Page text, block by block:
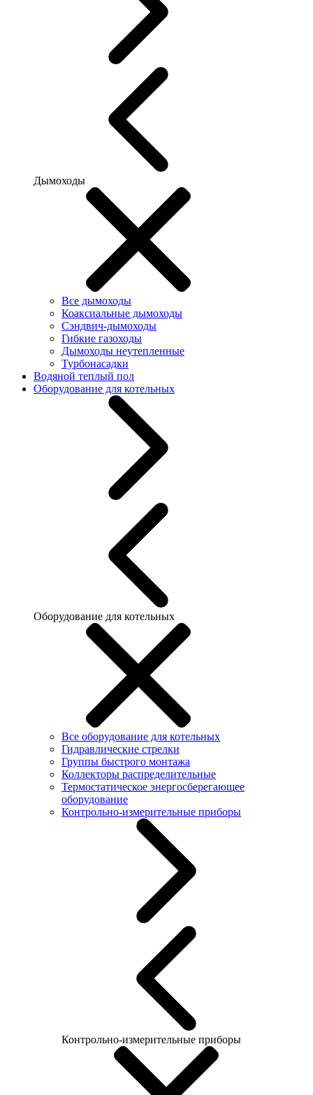
Дымоходы
Все дымоходы
Коаксиальные дымоходы
Сэндвич-дымоходы
Гибкие газоходы
Дымоходы неутепленные
Турбонасадки
Водяной теплый пол
Оборудование для котельных
Оборудование для котельных
Все оборудование для котельных
Гидравлические стрелки
Группы быстрого монтажа
Коллекторы распределительные
Термостатическое энергосберегающее
оборудование
Контрольно-измерительные приборы
Контрольно-измерительные приборы